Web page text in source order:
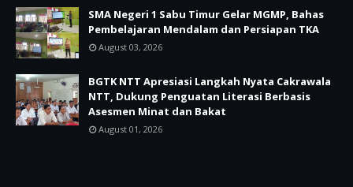
SMA Negeri 1 Sabu Timur Gelar MGMP, Bahas
Pembelajaran Mendalam dan Persiapan TKA
August 03, 2026
BGTK NTT Apresiasi Langkah Nyata Cakrawala
NTT, Dukung Penguatan Literasi Berbasis
Asesmen Minat dan Bakat
August 01, 2026